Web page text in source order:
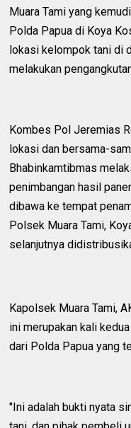
Muara Tami yang
Polda Papua di Koya
lokasi kelompok tani di
melakukan
Kombes Pol Jeremias
lokasi dan bersama-
Bhabinkamtibmas
penimbangan hasil
dibawa ke tempat
Polsek Muara Tami,
selanjutnya
Kapolsek Muara Tami,
ini merupakan kali
dari Polda Papua yang
"Ini adalah bukti nyata